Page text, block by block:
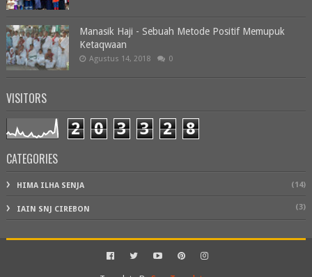
Manasik Haji - Sebuah Metode Positif Memupuk
Ketaqwaan
Agustus 14, 2018 0
VISITORS
2 0 3 3 2 8
CATEGORIES
HIMA ILHA SENJA (14)
IAIN SNJ CIREBON (3)